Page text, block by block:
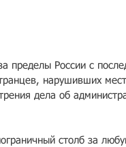
пределы России с
нарушивших
дела об
столб за